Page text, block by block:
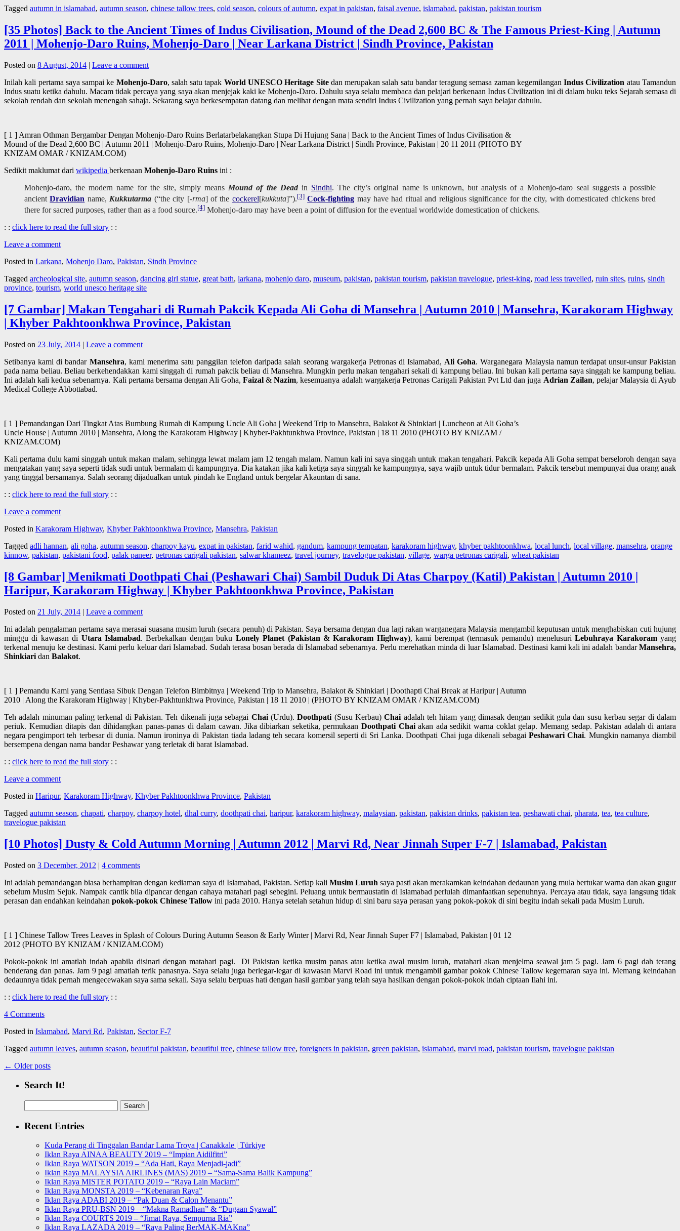
Tagged autumn in islamabad, autumn season, chinese tallow trees, cold season, colours of autumn, expat in pakistan, faisal avenue, islamabad, pakistan, pakistan tourism
[35 Photos] Back to the Ancient Times of Indus Civilisation, Mound of the Dead 2,600 BC & The Famous Priest-King | Autumn
2011 | Mohenjo-Daro Ruins, Mohenjo-Daro | Near Larkana District | Sindh Province, Pakistan
Posted on 8 August, 2014 | Leave a comment
Inilah kali pertama saya sampai ke Mohenjo-Daro, salah satu tapak World UNESCO Heritage Sitedan merupakan salah satu bandar teragung semasa zaman kegemilanganIndus Civilization atau Tamandun
Indus suatu ketika dahulu. Macam tidak percaya yang saya akan menjejak kaki ke Mohenjo-Daro. Dahulu saya selalu membaca dan pelajari berkenaan Indus Civilization ini di dalam buku teks Sejarah semasa di
sekolah rendah dan sekolah menengah sahaja. Sekarang saya berkesempatan datang dan melihat dengan mata sendiri Indus Civilization yang pernah saya belajar dahulu.
[ 1 ] Amran Othman Bergambar Dengan Mohenjo-Daro Ruins Berlatarbelakangkan Stupa Di Hujung Sana | Back to the Ancient Times of Indus Civilisation &
Mound of the Dead 2,600 BC | Autumn 2011 | Mohenjo-Daro Ruins, Mohenjo-Daro | Near Larkana District | Sindh Province, Pakistan | 20 11 2011 (PHOTO BY
KNIZAM OMAR / KNIZAM.COM)
Sedikit maklumat dari wikipedia berkenaan Mohenjo-Daro Ruins ini :
Mohenjo-daro, the modern name for the site, simply means Mound of the Dead in Sindhi. The city’s original name is unknown, but analysis of a Mohenjo-daro seal suggests a possible
ancientDravidian name, Kukkutarma (“the city [-rma] of the cockerel[kukkuta]”).[3] Cock-fighting may have had ritual and religious significance for the city, with domesticated chickens bred
there for sacred purposes, rather than as a food source.[4] Mohenjo-daro may have been a point of diffusion for the eventual worldwide domestication of chickens.
: : click here to read the full story : :
Leave a comment
Posted in Larkana, Mohenjo Daro, Pakistan, Sindh Province
Tagged archeological site, autumn season, dancing girl statue, great bath, larkana, mohenjo daro, museum, pakistan, pakistan tourism, pakistan travelogue, priest-king, road less travelled, ruin sites, ruins, sindh
province, tourism, world unesco heritage site
[7 Gambar] Makan Tengahari di Rumah Pakcik Kepada Ali Goha di Mansehra | Autumn 2010 | Mansehra, Karakoram Highway
| Khyber Pakhtoonkhwa Province, Pakistan
Posted on 23 July, 2014 | Leave a comment
Setibanya kami di bandar Mansehra, kami menerima satu panggilan telefon daripada salah seorang wargakerja Petronas di Islamabad, Ali Goha. Warganegara Malaysia namun terdapat unsur-unsur Pakistan
pada nama beliau. Beliau berkehendakkan kami singgah di rumah pakcik beliau di Mansehra. Mungkin perlu makan tengahari sekali di kampung beliau. Ini bukan kali pertama saya singgah ke kampung beliau.
Ini adalah kali kedua sebenarnya. Kali pertama bersama dengan Ali Goha,Faizal &Nazim, kesemuanya adalah wargakerja Petronas Carigali Pakistan Pvt Ltd dan juga Adrian Zailan, pelajar Malaysia di Ayub
Medical College Abbottabad.
[ 1 ] Pemandangan Dari Tingkat Atas Bumbung Rumah di Kampung Uncle Ali Goha | Weekend Trip to Mansehra, Balakot & Shinkiari | Luncheon at Ali Goha’s
Uncle House | Autumn 2010 | Mansehra, Along the Karakoram Highway | Khyber-Pakhtunkhwa Province, Pakistan | 18 11 2010 (PHOTO BY KNIZAM /
KNIZAM.COM)
Kali pertama dulu kami singgah untuk makan malam, sehingga lewat malam jam 12 tengah malam. Namun kali ini saya singgah untuk makan tengahari. Pakcik kepada Ali Goha sempat berseloroh dengan saya
mengatakan yang saya seperti tidak sudi untuk bermalam di kampungnya. Dia katakan jika kali ketiga saya singgah ke kampungnya, saya wajib untuk tidur bermalam. Pakcik tersebut mempunyai dua orang anak
yang tinggal bersamanya. Salah seorang dijadualkan untuk pindah ke England untuk bergelar Akauntan di sana.
: : click here to read the full story : :
Leave a comment
Posted in Karakoram Highway, Khyber Pakhtoonkhwa Province, Mansehra, Pakistan
Tagged adli hannan, ali goha, autumn season, charpoy kayu, expat in pakistan, farid wahid, gandum, kampung tempatan, karakoram highway, khyber pakhtoonkhwa, local lunch, local village, mansehra, orange
kinnow, pakistan, pakistani food, palak paneer, petronas carigali pakistan, salwar khameez, travel journey, travelogue pakistan, village, warga petronas carigali, wheat pakistan
[8 Gambar] Menikmati Doothpati Chai (Peshawari Chai) Sambil Duduk Di Atas Charpoy (Katil) Pakistan | Autumn 2010 |
Haripur, Karakoram Highway | Khyber Pakhtoonkhwa Province, Pakistan
Posted on 21 July, 2014 | Leave a comment
Ini adalah pengalaman pertama saya merasai suasana musim luruh (secara penuh) di Pakistan. Saya bersama dengan dua lagi rakan warganegara Malaysia mengambil keputusan untuk menghabiskan cuti hujung
minggu di kawasan di Utara Islamabad. Berbekalkan dengan buku Lonely Planet (Pakistan & Karakoram Highway), kami berempat (termasuk pemandu) menelusuriLebuhraya Karakoramyang
terkenal menuju ke destinasi. Kami perlu keluar dari Islamabad. Sudah terasa bosan berada di Islamabad sebenarnya. Perlu merehatkan minda di luar Islamabad. Destinasi kami kali ini adalah bandarMansehra,
Shinkiari dan Balakot.
[ 1 ] Pemandu Kami yang Sentiasa Sibuk Dengan Telefon Bimbitnya | Weekend Trip to Mansehra, Balakot & Shinkiari | Doothapti Chai Break at Haripur | Autumn
2010 | Along the Karakoram Highway | Khyber-Pakhtunkhwa Province, Pakistan | 18 11 2010 | (PHOTO BY KNIZAM OMAR / KNIZAM.COM)
Teh adalah minuman paling terkenal di Pakistan. Teh dikenali juga sebagai Chai(Urdu).Doothpati (Susu Kerbau) Chai adalah teh hitam yang dimasak dengan sedikit gula dan susu kerbau segar di dalam
periuk. Kemudian ditapis dan dihidangkan panas-panas di dalam cawan. Jika dibiarkan seketika, permukaan Doothpati Chaiakan ada sedikit warna coklat gelap. Memang sedap. Pakistan adalah di antara
negara pengimport teh terbesar di dunia. Namun ironinya di Pakistan tiada ladang teh secara komersil seperti di Sri Lanka. Doothpati Chai juga dikenali sebagaiPeshawari Chai. Mungkin namanya diambil
bersempena dengan nama bandar Peshawar yang terletak di barat Islamabad.
: : click here to read the full story : :
Leave a comment
Posted in Haripur, Karakoram Highway, Khyber Pakhtoonkhwa Province, Pakistan
Tagged autumn season, chapati, charpoy, charpoy hotel, dhal curry, doothpati chai, haripur, karakoram highway, malaysian, pakistan, pakistan drinks, pakistan tea, peshawati chai, pharata, tea, tea culture,
travelogue pakistan
[10 Photos] Dusty & Cold Autumn Morning | Autumn 2012 | Marvi Rd, Near Jinnah Super F-7 | Islamabad, Pakistan
Posted on 3 December, 2012 | 4 comments
Ini adalah pemandangan biasa berhampiran dengan kediaman saya di Islamabad, Pakistan. Setiap kali Musim Luruh saya pasti akan merakamkan keindahan dedaunan yang mula bertukar warna dan akan gugur
sebelum Musim Sejuk. Nampak cantik bila dipancar dengan cahaya matahari pagi sebegini. Peluang untuk bermaustatin di Islamabad perlulah dimanfaatkan sepenuhnya. Percaya atau tidak, saya langsung tidak
perasan dan endahkan keindahan pokok-pokok Chinese Tallow ini pada 2010. Hanya setelah setahun hidup di sini baru saya perasan yang pokok-pokok di sini begitu indah sekali pada Musim Luruh.
[ 1 ] Chinese Tallow Trees Leaves in Splash of Colours During Autumn Season & Early Winter | Marvi Rd, Near Jinnah Super F7 | Islamabad, Pakistan | 01 12
2012 (PHOTO BY KNIZAM / KNIZAM.COM)
Pokok-pokok ini amatlah indah apabila disinari dengan matahari pagi. Di Pakistan ketika musim panas atau ketika awal musim luruh, matahari akan menjelma seawal jam 5 pagi. Jam 6 pagi dah terang
benderang dan panas. Jam 9 pagi amatlah terik panasnya. Saya selalu juga berlegar-legar di kawasan Marvi Road ini untuk mengambil gambar pokok Chinese Tallow kegemaran saya ini. Memang keindahan
dedaunnya tidak pernah mengecewakan saya sama sekali. Saya selalu berpuas hati dengan hasil gambar yang telah saya hasilkan dengan pokok-pokok indah ciptaan Ilahi ini.
: : click here to read the full story : :
4 Comments
Posted in Islamabad, Marvi Rd, Pakistan, Sector F-7
Tagged autumn leaves, autumn season, beautiful pakistan, beautiful tree, chinese tallow tree, foreigners in pakistan, green pakistan, islamabad, marvi road, pakistan tourism, travelogue pakistan
← Older posts
Search It!
for:
Recent Entries
Kuda Perang di Tinggalan Bandar Lama Troya | Canakkale | Türkiye
Iklan Raya AINAA BEAUTY 2019 – “Impian Aidilfitri”
Iklan Raya WATSON 2019 – “Ada Hati, Raya Menjadi-jadi”
Iklan Raya MALAYSIA AIRLINES (MAS) 2019 – “Sama-Sama Balik Kampung”
Iklan Raya MISTER POTATO 2019 – “Raya Lain Maciam”
Iklan Raya MONSTA 2019 – “Kebenaran Raya”
Iklan Raya ADABI 2019 – “Pak Duan & Calon Menantu”
Iklan Raya PRU-BSN 2019 – “Makna Ramadhan” & “Dugaan Syawal”
Iklan Raya COURTS 2019 – “Jimat Raya, Sempurna Ria”
Iklan Raya LAZADA 2019 – “Raya Paling BerMAK-MAKna”